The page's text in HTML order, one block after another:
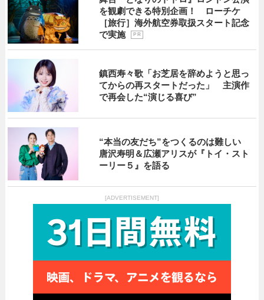
を観劇できる特別企画！ ローチケ
［旅行］海外航空券取扱スタート記念
で実施
P R
鎮西寿々歌「お芝居を辞めようと思っ
てからの再スタートだった」 主演作
で再会した“演じる喜び”
“本当の友だち”をつくるのは難しい
唐沢寿明＆広瀬アリスが『トイ・スト
ーリー５』を語る
[ADVERTISEMENT]